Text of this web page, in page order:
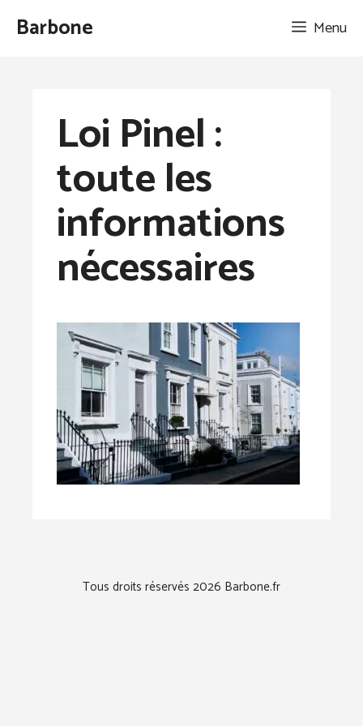
AllerBarbone Menu
Loi Pinel :
toute les
informations
nécessaires
Tous droits réservés 2026 Barbone.fr